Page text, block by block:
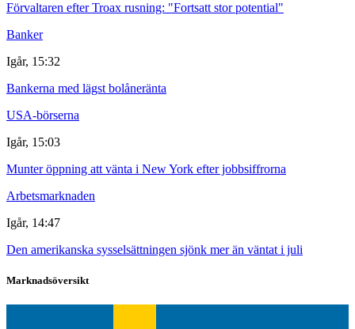
Förvaltaren efter Troax rusning: "Fortsatt stor potential"
Banker
Igår, 15:32
Bankerna med lägst bolåneränta
USA-börserna
Igår, 15:03
Munter öppning att vänta i New York efter jobbsiffrorna
Arbetsmarknaden
Igår, 14:47
Den amerikanska sysselsättningen sjönk mer än väntat i juli
Marknadsöversikt